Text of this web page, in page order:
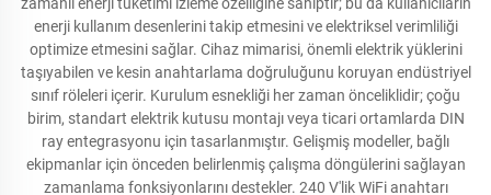
enerji kullanım desenlerini takip etmesini ve elektriksel verimliliği
optimize etmesini sağlar. Cihaz mimarisi, önemli elektrik yüklerini
taşıyabilen ve kesin anahtarlama doğruluğunu koruyan endüstriyel
sınıf röleleri içerir. Kurulum esnekliği her zaman önceliklidir; çoğu
birim, standart elektrik kutusu montajı veya ticari ortamlarda DIN
ray entegrasyonu için tasarlanmıştır. Gelişmiş modeller, bağlı
ekipmanlar için önceden belirlenmiş çalışma döngülerini sağlayan
zamanlama fonksiyonlarını destekler. 240 V'lik WiFi anahtarı